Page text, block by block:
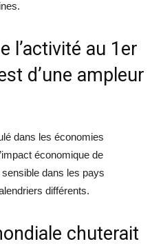
l’activité au 1er
d’une ampleur
dans les économies
économique de
sensible dans les pays
différents.
chuterait